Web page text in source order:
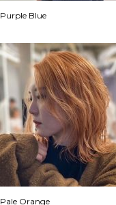
Purple Blue
Pale Orange